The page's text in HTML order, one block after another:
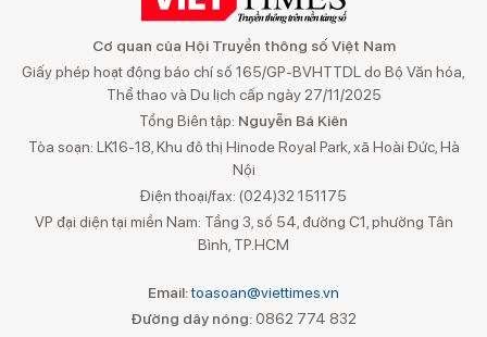
Cơ quan của Hội Truyền thông số Việt Nam
Giấy phép hoạt động báo chí số 165/GP-BVHTTDL do Bộ Văn hóa,
Thể thao và Du lịch cấp ngày 27/11/2025
Tổng Biên tập: Nguyễn Bá Kiên
Tòa soạn: LK16-18, Khu đô thị Hinode Royal Park, xã Hoài Đức, Hà
Nội
Điện thoại/fax: (024)32 151175
VP đại diện tại miền Nam: Tầng 3, số 54, đường C1, phường Tân
Bình, TP.HCM
Email:toasoan@viettimes.vn
Đường dây nóng: 0862 774 832